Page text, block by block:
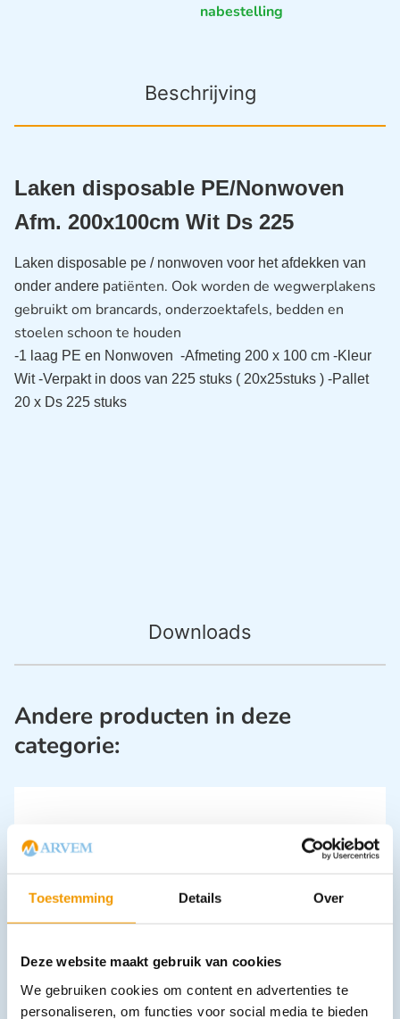
Toestemming Details Over
Deze website maakt gebruik van cookies
We gebruiken cookies om content en advertenties te
personaliseren, om functies voor social media te bieden
nabestelling
Beschrijving
Downloads
Laken disposable PE/Nonwoven
Afm. 200x100cm Wit Ds 225
Laken disposable pe / nonwoven voor het afdekken van
onder andere patiënten. Ook worden de wegwerplakens
gebruikt om brancards, onderzoektafels, bedden en
stoelen schoon te houden
-1 laag PE en Nonwoven -Afmeting 200 x 100 cm -Kleur
Wit -Verpakt in doos van 225 stuks ( 20x25stuks ) -Pallet
20 x Ds 225 stuks
Andere producten in deze
categorie:
€48,23 incl. btw
In winkelwagen